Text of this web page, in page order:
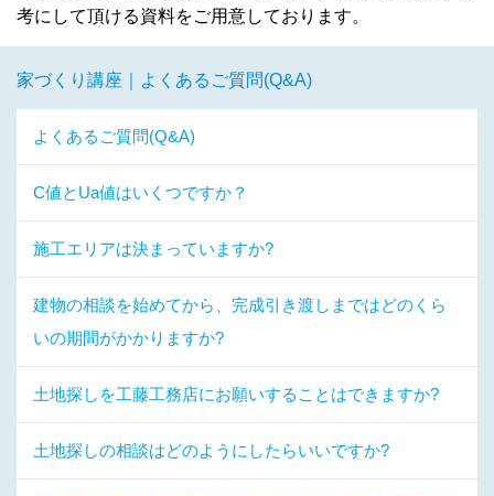
考にして頂ける資料をご用意しております。
家づくり講座｜よくあるご質問(Q&A)
よくあるご質問(Q&A)
C値とUa値はいくつですか？
施工エリアは決まっていますか?
建物の相談を始めてから、完成引き渡しまではどのくら
いの期間がかかりますか?
土地探しを工藤工務店にお願いすることはできますか?
土地探しの相談はどのようにしたらいいですか?